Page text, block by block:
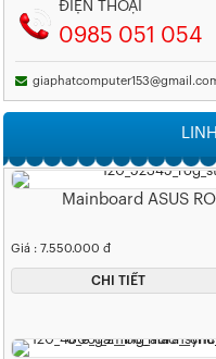
ĐIỆN THOẠI
0985 051 054
Mainboard ASUS
Giá : 7.550.000 đ
CHI TIẾT